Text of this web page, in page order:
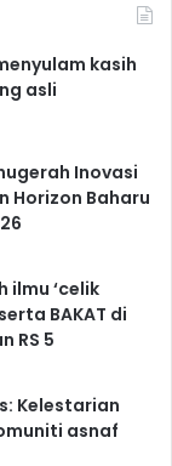
kasih
asli
Inovasi
Horizon Baharu
ilmu ‘celik
BAKAT di
RS 5
Kelestarian
asnaf